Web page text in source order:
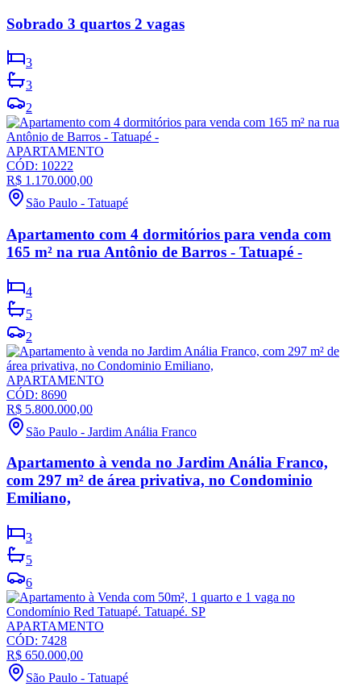
Sobrado 3 quartos 2 vagas
3
3
2
APARTAMENTO
CÓD: 10222
R$ 1.170.000,00
São Paulo - Tatuapé
Apartamento com 4 dormitórios para venda com
165 m² na rua Antônio de Barros - Tatuapé -
4
5
2
APARTAMENTO
CÓD: 8690
R$ 5.800.000,00
São Paulo - Jardim Anália Franco
Apartamento à venda no Jardim Anália Franco,
com 297 m² de área privativa, no Condominio
Emiliano,
3
5
6
APARTAMENTO
CÓD: 7428
R$ 650.000,00
São Paulo - Tatuapé